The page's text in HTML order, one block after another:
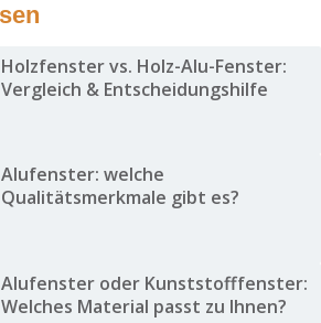
Holzfenster vs. Holz-Alu-Fenster:
Vergleich & Entscheidungshilfe
Alufenster: welche
Qualitätsmerkmale gibt es?
Alufenster oder Kunststofffenster:
Welches Material passt zu Ihnen?